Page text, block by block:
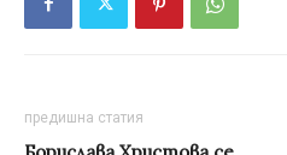
предишна статия